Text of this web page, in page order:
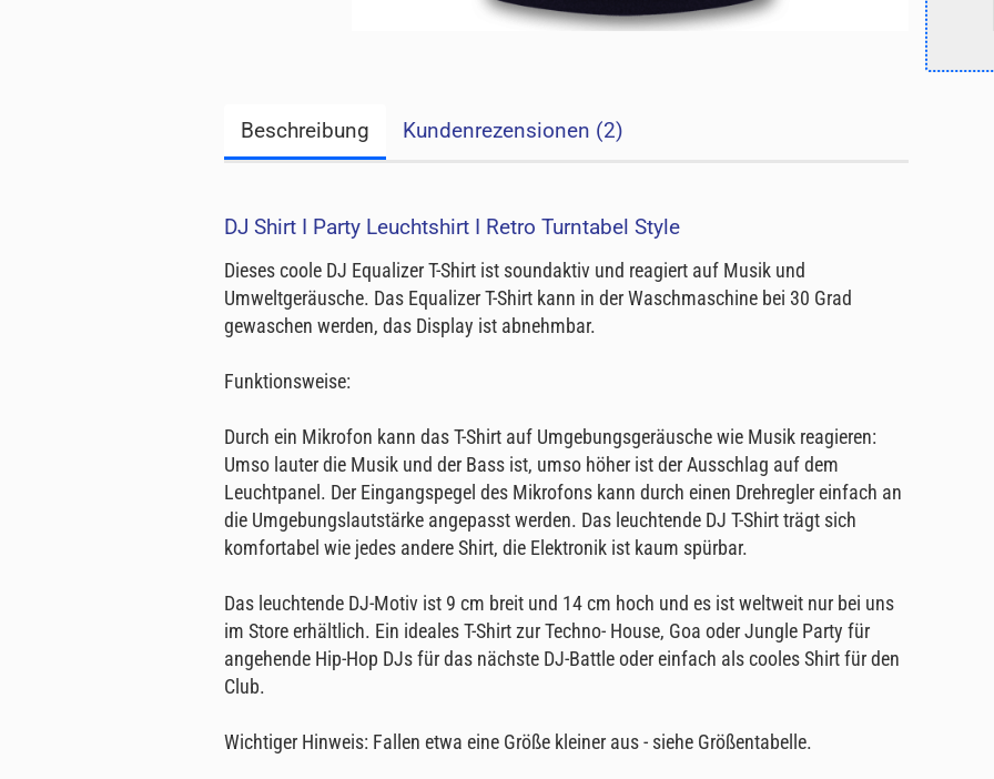
Beschreibung Kundenrezensionen (2)
DJ Shirt I Party Leuchtshirt I Retro Turntabel Style
Dieses coole DJ Equalizer T-Shirt ist soundaktiv und reagiert auf Musik und
Umweltgeräusche. Das Equalizer T-Shirt kann in der Waschmaschine bei 30 Grad
gewaschen werden, das Display ist abnehmbar.
Funktionsweise:
Durch ein Mikrofon kann das T-Shirt auf Umgebungsgeräusche wie Musik reagieren:
Umso lauter die Musik und der Bass ist, umso höher ist der Ausschlag auf dem
Leuchtpanel. Der Eingangspegel des Mikrofons kann durch einen Drehregler einfach an
die Umgebungslautstärke angepasst werden. Das leuchtende DJ T-Shirt trägt sich
komfortabel wie jedes andere Shirt, die Elektronik ist kaum spürbar.
Das leuchtende DJ-Motiv ist 9 cm breit und 14 cm hoch und es ist weltweit nur bei uns
im Store erhältlich. Ein ideales T-Shirt zur Techno- House, Goa oder Jungle Party für
angehende Hip-Hop DJs für das nächste DJ-Battle oder einfach als cooles Shirt für den
Club.
Wichtiger Hinweis: Fallen etwa eine Größe kleiner aus - siehe Größentabelle.